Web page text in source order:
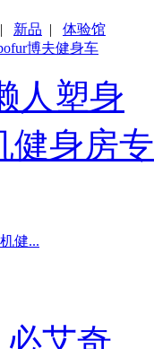
| 新品 | 体验馆
博夫健身车
健...